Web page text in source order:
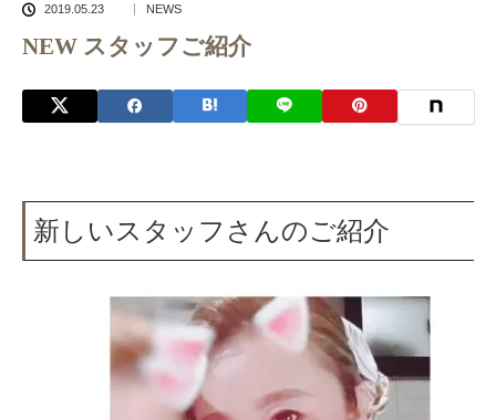
2019.05.23 NEWS
NEW スタッフご紹介
新しいスタッフさんのご紹介